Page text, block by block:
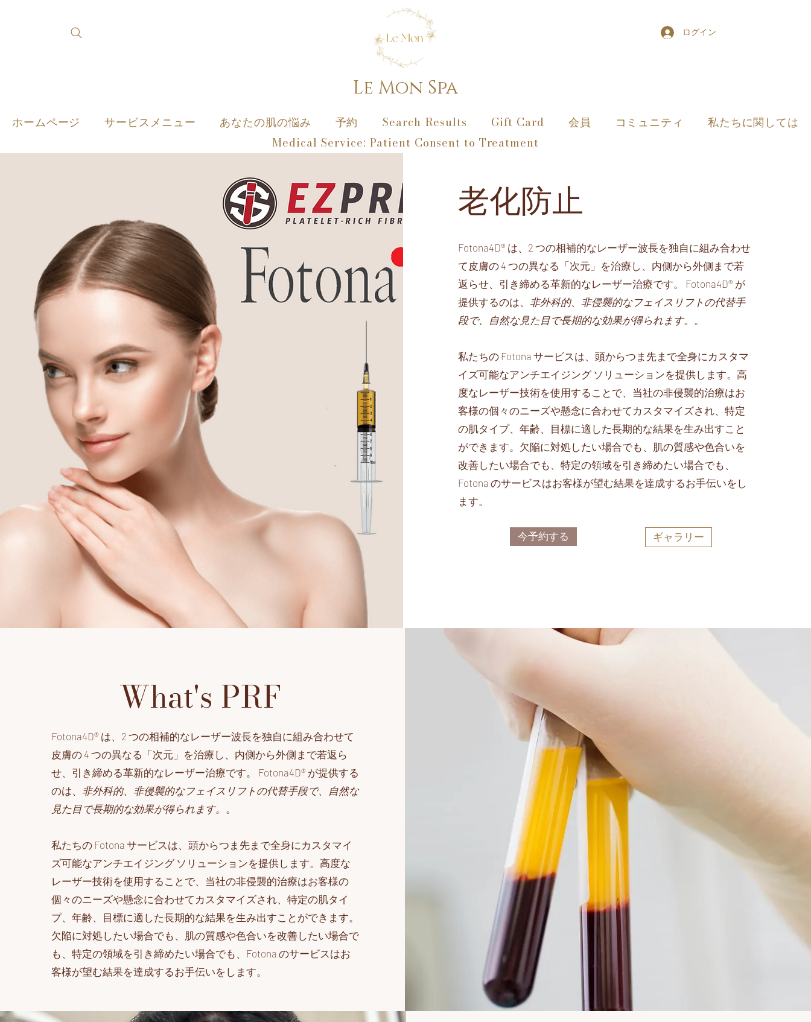
ログイン
Le Mon Spa
ホームページ サービスメニュー あなたの肌の悩み 予約 Search Results Gift Card 会員 コミュニティ
私たちに関しては
Medical Service: Patient Consent to Treatment
老化防止
Fotona4D® は、2 つの相補的なレーザー波長を独自に組み合わせ
て皮膚の 4 つの異なる「次元」を治療し、内側から外側まで若
返らせ、引き締める革新的なレーザー治療です。 Fotona4D® が
提供するのは、 非外科的、非侵襲的なフェイスリフトの代替手
段で、自然な見た目で長期的な効果が得られます。 。
私たちの Fotona サービスは、頭からつま先まで全身にカスタマ
イズ可能なアンチエイジング ソリューションを提供します。高
度なレーザー技術を使用することで、当社の非侵襲的治療はお
客様の個々のニーズや懸念に合わせてカスタマイズされ、特定
の肌タイプ、年齢、目標に適した長期的な結果を生み出すこと
ができます。欠陥に対処したい場合でも、肌の質感や色合いを
改善したい場合でも、特定の領域を引き締めたい場合でも、
Fotona のサービスはお客様が望む結果を達成するお手伝いをし
ます。
今予約する ギャラリー
What's PRF
Fotona4D® は、2 つの相補的なレーザー波長を独自に組み合わせて
皮膚の 4 つの異なる「次元」を治療し、内側から外側まで若返ら
せ、引き締める革新的なレーザー治療です。 Fotona4D® が提供する
のは、 非外科的、非侵襲的なフェイスリフトの代替手段で、自然な
見た目で長期的な効果が得られます。
。
私たちの Fotona サービスは、頭からつま先まで全身にカスタマイ
ズ可能なアンチエイジング ソリューションを提供します。高度な
レーザー技術を使用することで、当社の非侵襲的治療はお客様の
個々のニーズや懸念に合わせてカスタマイズされ、特定の肌タイ
プ、年齢、目標に適した長期的な結果を生み出すことができます。
欠陥に対処したい場合でも、肌の質感や色合いを改善したい場合で
も、特定の領域を引き締めたい場合でも、Fotona のサービスはお
客様が望む結果を達成するお手伝いをします。